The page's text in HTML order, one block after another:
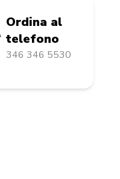
Ordina al
telefono
346 346 5530